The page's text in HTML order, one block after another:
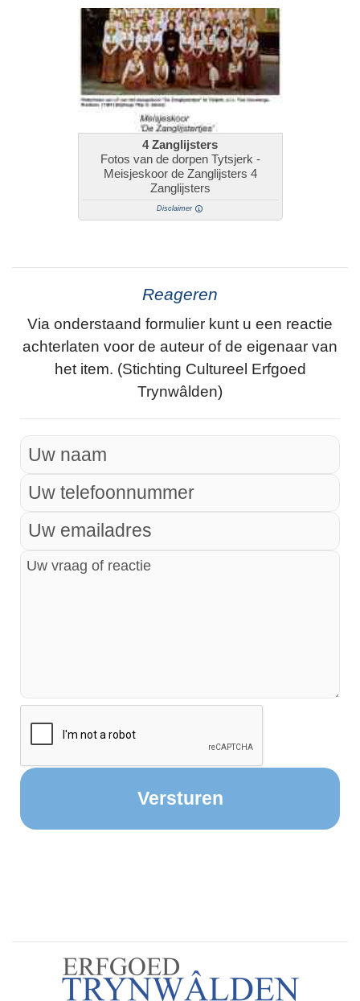
4 Zanglijsters
Fotos van de dorpen Tytsjerk -
Meisjeskoor de Zanglijsters 4
Zanglijsters
Disclaimer
Reageren
Via onderstaand formulier kunt u een reactie
achterlaten voor de auteur of de eigenaar van
het item. (Stichting Cultureel Erfgoed
Trynwâlden)